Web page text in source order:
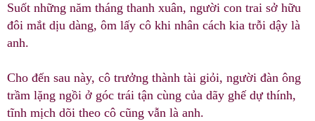
Suốt những năm tháng thanh xuân, người con trai sở hữu
đôi mắt dịu dàng, ôm lấy cô khi nhân cách kia trỗi dậy là
anh.
Cho đến sau này, cô trưởng thành tài giỏi, người đàn ông
trầm lặng ngồi ở góc trái tận cùng của dãy ghế dự thính,
tĩnh mịch dõi theo cô cũng vẫn là anh.